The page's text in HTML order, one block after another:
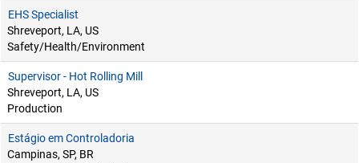
EHS Specialist
Shreveport, LA, US
Safety/Health/Environment
Supervisor - Hot Rolling Mill
Shreveport, LA, US
Production
Estágio em Controladoria
Campinas, SP, BR